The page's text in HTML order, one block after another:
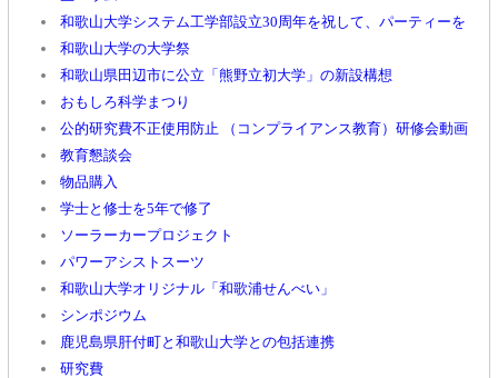
和歌山大学システム工学部設立30周年を祝して、パーティーを
和歌山大学の大学祭
和歌山県田辺市に公立「熊野立初大学」の新設構想
おもしろ科学まつり
公的研究費不正使用防止 （コンプライアンス教育）研修会動画
教育懇談会
物品購入
学士と修士を5年で修了
ソーラーカープロジェクト
パワーアシストスーツ
和歌山大学オリジナル「和歌浦せんべい」
シンポジウム
鹿児島県肝付町と和歌山大学との包括連携
研究費